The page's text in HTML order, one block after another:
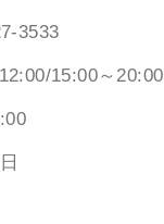
3533
15:00～20:00